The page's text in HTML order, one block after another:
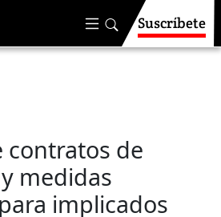
Suscríbete
contratos de
medidas
implicados